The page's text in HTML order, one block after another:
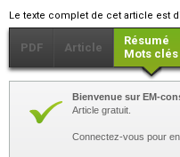
Le texte complet de cet article est
PDF Article
Résumé
Mots clés
Bienvenue sur EM-
Article gratuit.
Connectez-vous pour